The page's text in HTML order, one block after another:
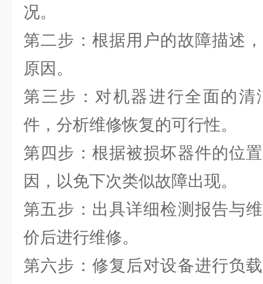
况。
第二步：根据用户的故障描述
原因。
第三步：对机器进行全面的
件，分析维修恢复的可行性。
第四步：根据被损坏器件的位
因，以免下次类似故障出现。
第五步：出具详细检测报告与
价后进行维修。
第六步：修复后对设备进行负